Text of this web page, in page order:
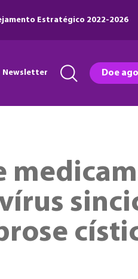
Estratégico 2022-2026
Newsletter Doe